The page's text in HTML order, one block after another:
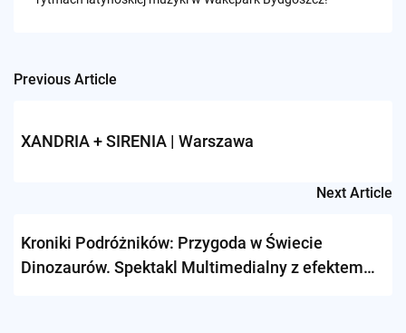
Post
Previous Article
XANDRIA + SIRENIA | Warszawa
Next Article
Kroniki Podróżników: Przygoda w Świecie
Dinozaurów. Spektakl Multimedialny z efektem